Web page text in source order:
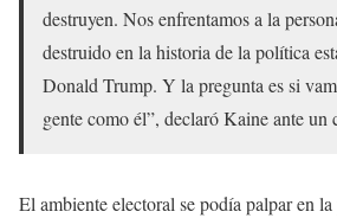
destruyen. Nos enfrentamos a la
destruido en la historia de la política
Donald Trump. Y la pregunta es si
gente como él”, declaró Kaine ante un
El ambiente electoral se podía palpar en